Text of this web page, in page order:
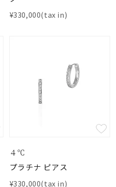
¥330,000(tax in)
４℃
プラチナ ピアス
¥330,000(tax in)